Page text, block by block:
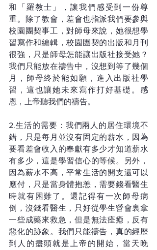
和「羅教士」，讓我們感受到一份尊
重。除了教會，差會也指派我們要參與
校園團契事工，對師母來說，她很想學
習寫作和編輯，校園團契的出版和月刊
很強，只是師母怎能讓出版社接受她？
我們只能放在禱告中，沒想到等了幾個
月，師母終於能如願，進入出版社學
習，這也讓她未來寫作打好基礎。感
恩，上帝聽我們的禱告。
2.生活的需要：我們兩人的居住環境不
錯，只是每月並沒有固定的薪水，因為
要看差會收入的奉獻有多少才知道薪水
有多少，這是學習信心的等候。另外，
因為薪水不高，平常生活的開支還可以
應付，只是當身體抱恙，需要錢看醫生
時就有困難了。還記得有一次師母病
倒，沒錢看醫生，只好從學生營會裏拿
一些成藥來救急，但是無法痊癒，反有
惡化的跡象。我們只能禱告，真的經歷
到人的盡頭就是上帝的開始，當天晚